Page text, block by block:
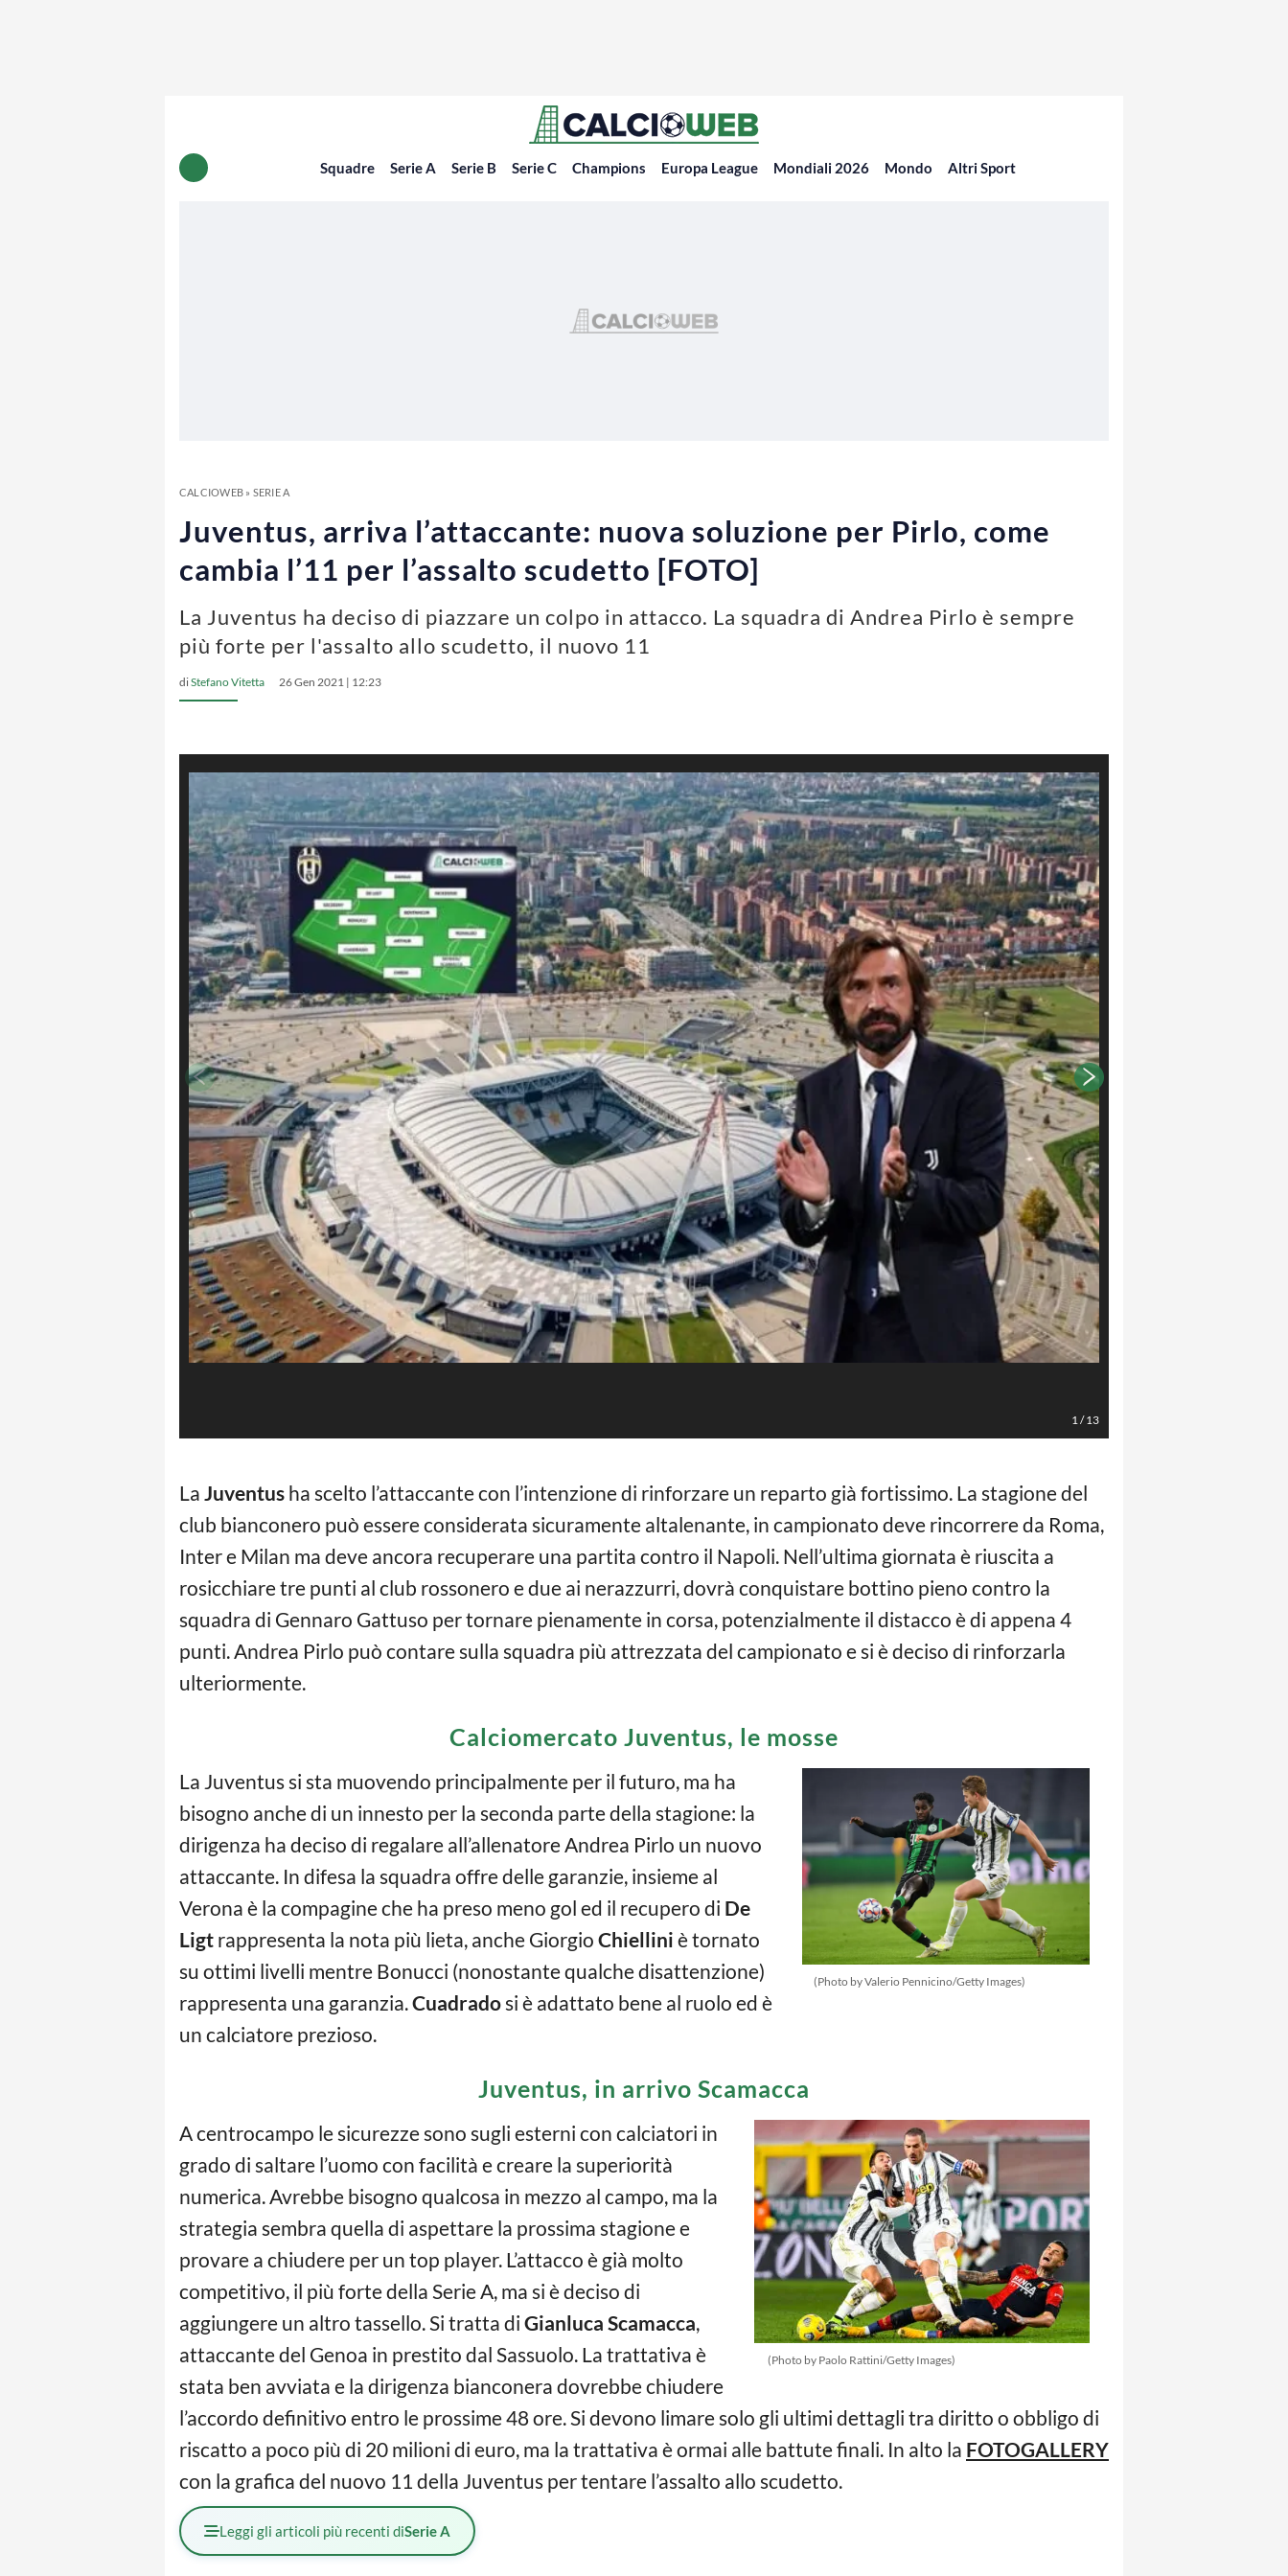
Squadre Serie A Serie B Serie C Champions Europa League Mondiali 2026 Mondo Altri Sport
CALCIOWEB» SERIE A
Juventus, arriva l’attaccante: nuova soluzione per Pirlo, come
cambia l’11 per l’assalto scudetto [FOTO]
La Juventus ha deciso di piazzare un colpo in attacco. La squadra di Andrea Pirlo è sempre
più forte per l'assalto allo scudetto, il nuovo 11
diStefano Vitetta 26 Gen 2021 | 12:23
1/13
La Juventus ha scelto l’attaccante con l’intenzione di rinforzare un reparto già fortissimo. La stagione del
club bianconero può essere considerata sicuramente altalenante, in campionato deve rincorrere da Roma,
Inter e Milan ma deve ancora recuperare una partita contro il Napoli. Nell’ultima giornata è riuscita a
rosicchiare tre punti al club rossonero e due ai nerazzurri, dovrà conquistare bottino pieno contro la
squadra di Gennaro Gattuso per tornare pienamente in corsa, potenzialmente il distacco è di appena 4
punti. Andrea Pirlo può contare sulla squadra più attrezzata del campionato e si è deciso di rinforzarla
ulteriormente.
Calciomercato Juventus, le mosse
(Photo by Valerio Pennicino/Getty Images)
La Juventus si sta muovendo principalmente per il futuro, ma ha
bisogno anche di un innesto per la seconda parte della stagione: la
dirigenza ha deciso di regalare all’allenatore Andrea Pirlo un nuovo
attaccante. In difesa la squadra offre delle garanzie, insieme al
Verona è la compagine che ha preso meno gol ed il recupero di De
Ligt rappresenta la nota più lieta, anche Giorgio Chiellini è tornato
su ottimi livelli mentre Bonucci (nonostante qualche disattenzione)
rappresenta una garanzia.Cuadradosi è adattato bene al ruolo ed è
un calciatore prezioso.
Juventus, in arrivo Scamacca
(Photo by Paolo Rattini/Getty Images)
A centrocampo le sicurezze sono sugli esterni con calciatori in
grado di saltare l’uomo con facilità e creare la superiorità
numerica. Avrebbe bisogno qualcosa in mezzo al campo, ma la
strategia sembra quella di aspettare la prossima stagione e
provare a chiudere per un top player. L’attacco è già molto
competitivo, il più forte della Serie A, ma si è deciso di
aggiungere un altro tassello. Si tratta di Gianluca Scamacca,
attaccante del Genoa in prestito dal Sassuolo. La trattativa è
stata ben avviata e la dirigenza bianconera dovrebbe chiudere
l’accordo definitivo entro le prossime 48 ore. Si devono limare solo gli ultimi dettagli tra diritto o obbligo di
riscatto a poco più di 20 milioni di euro, ma la trattativa è ormai alle battute finali. In alto la FOTOGALLERY
con la grafica del nuovo 11 della Juventus per tentare l’assalto allo scudetto.
Leggi gli articoli più recenti diSerie A